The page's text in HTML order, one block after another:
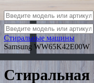
Стиральные машины
Samsung WW65K42E00W